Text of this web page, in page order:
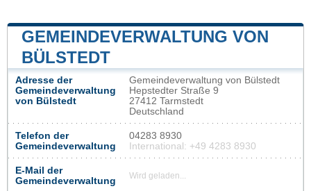
GEMEINDEVERWALTUNG VON
BÜLSTEDT
Adresse der
Gemeindeverwaltung
von Bülstedt
Gemeindeverwaltung von Bülstedt
Hepstedter Straße 9
27412 Tarmstedt
Deutschland
Telefon der
Gemeindeverwaltung
04283 8930
International: +49 4283 8930
E-Mail der
Gemeindeverwaltung
Wird geladen...